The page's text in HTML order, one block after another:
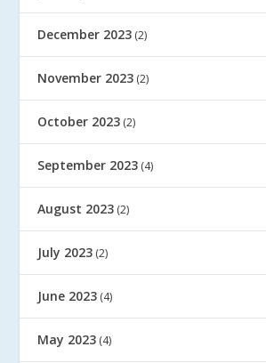
December 2023 (2)
November 2023 (2)
October 2023 (2)
September 2023 (4)
August 2023 (2)
July 2023 (2)
June 2023 (4)
May 2023 (4)